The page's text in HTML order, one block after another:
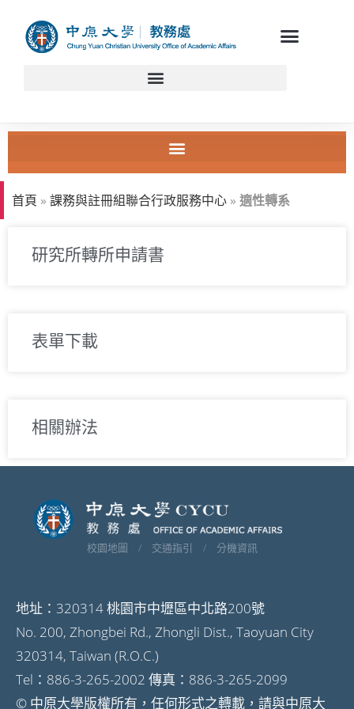
首頁 » 課務與註冊組聯合行政服務中心 » 適性轉系
研究所轉所申請書
表單下載
相關辦法
校園地圖 / 交通指引 / 分機資訊
地址：320314 桃園市中壢區中北路200號
No. 200, Zhongbei Rd., Zhongli Dist., Taoyuan City
320314, Taiwan (R.O.C.)
Tel：886-3-265-2002 傳真：886-3-265-2099
© 中原大學版權所有，任何形式之轉載，請與中原大